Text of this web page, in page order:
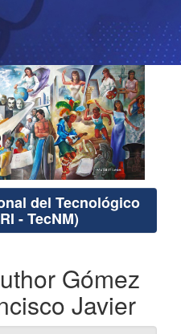
del Tecnológico
- TecNM)
Gómez
Javier